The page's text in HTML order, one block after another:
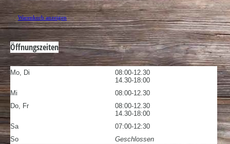
Mo, Di
08:00-12.30
14.30-18:00
Mi
08:00-12.30
Do, Fr
08:00-12.30
14.30-18:00
Sa
07:00-12:30
Geschlossen
Nutzen Sie unseren interaktiven